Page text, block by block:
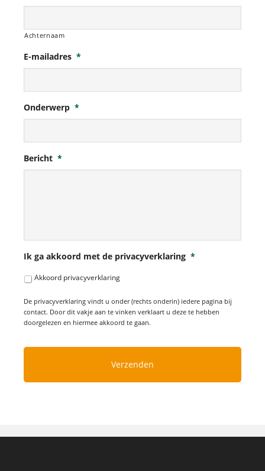
Achternaam
E-mailadres *
Onderwerp *
Bericht *
Ik ga akkoord met de privacyverklaring *
Akkoord privacyverklaring
De privacyverklaring vindt u onder (rechts onderin) iedere pagina bij
contact. Door dit vakje aan te vinken verklaart u deze te hebben
doorgelezen en hiermee akkoord te gaan.